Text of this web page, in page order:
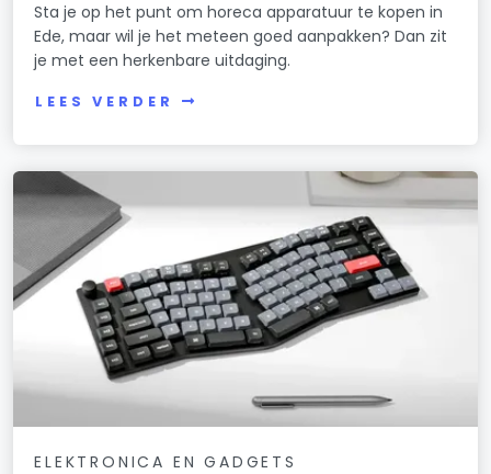
Sta je op het punt om horeca apparatuur te kopen in
Ede, maar wil je het meteen goed aanpakken? Dan zit
je met een herkenbare uitdaging.
LEES VERDER
ELEKTRONICA EN GADGETS